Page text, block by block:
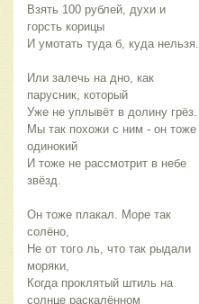
Взять 100 рублей, духи и
горсть корицы
И умотать туда б, куда нельзя.
Или залечь на дно, как
парусник, который
Уже не уплывёт в долину грёз.
Мы так похожи с ним - он тоже
одинокий
И тоже не рассмотрит в небе
звёзд.
Он тоже плакал. Море так
солёно,
Не от того ль, что так рыдали
моряки,
Когда проклятый штиль на
солнце раскалённом